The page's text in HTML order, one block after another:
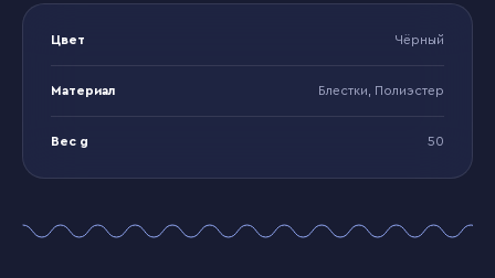
Цвет Чёрный
Материал Блестки, Полиэстер
Вес g 50